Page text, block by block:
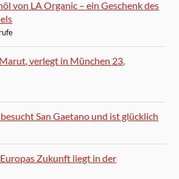
von LA Organic – ein Geschenk des
verlegt in München 23,
San Gaetano und ist glücklich
Zukunft liegt in der